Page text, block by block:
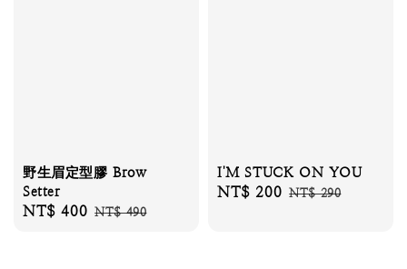
野生眉定型膠 Brow
Setter
Sale
NT$ 400 Regular
NT$ 490
I'M STUCK ON YOU
Sale
NT$ 200 Regular
NT$ 290